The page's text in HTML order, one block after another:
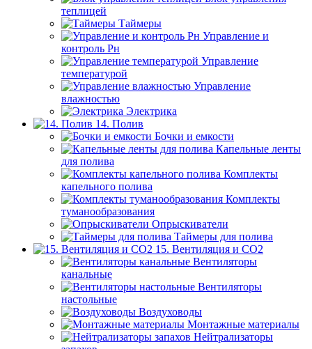
теплицей
Таймеры
Управление и
контроль Рн
Управление
температурой
Управление
влажностью
Электрика
14. Полив
Бочки и емкости
Капельные ленты
для полива
Комплекты
капельного полива
Комплекты
туманообразования
Опрыскиватели
Таймеры для полива
15. Вентиляция и CO2
Вентиляторы
канальные
Вентиляторы
настольные
Воздуховоды
Монтажные материалы
Нейтрализаторы